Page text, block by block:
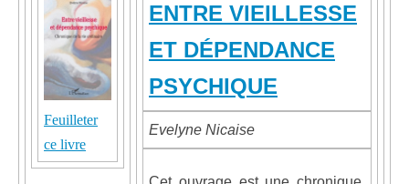
Feuilleter
ce livre
ENTRE VIEILLESSE
ET DÉPENDANCE
PSYCHIQUE
Evelyne Nicaise